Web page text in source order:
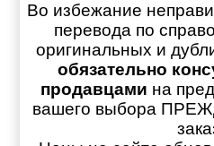
Во избежание
перевода по
оригинальных и
обязательно
продавцами на
вашего выбора